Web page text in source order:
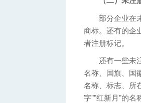
部分企业在未
商标。还有的企
者注册标记。
还有一些未注
名称、国旗、国
名称、标志、所
字””红新月”的